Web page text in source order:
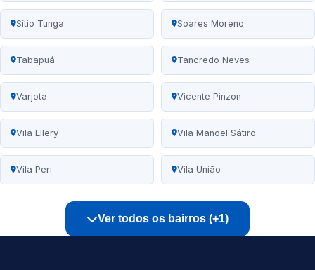
Sítio Tunga Soares Moreno
Tabapuá Tancredo Neves
Varjota Vicente Pinzon
Vila Ellery Vila Manoel Sátiro
Vila Peri Vila União
Ver todos os bairros (+1)